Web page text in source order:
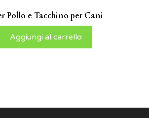
Pollo e Tacchino per Cani
Aggiungi al carrello